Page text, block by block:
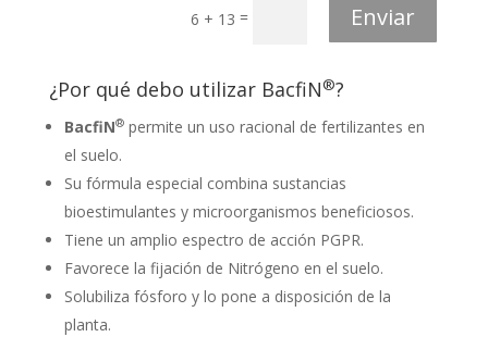
6 + 13 = Enviar
¿Por qué debo utilizar BacfiN®?
BacfiN®permite un uso racional de fertilizantes en
el suelo.
Su fórmula especial combina sustancias
bioestimulantes y microorganismos beneficiosos.
Tiene un amplio espectro de acción PGPR.
Favorece la fijación de Nitrógeno en el suelo.
Solubiliza fósforo y lo pone a disposición de la
planta.